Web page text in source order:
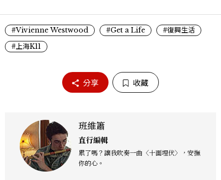
#Vivienne Westwood #Get a Life
#復興生活
#上海K11
分享 收藏
班維簫
直行編輯
累了嗎？讓我吹奏一曲〈十面埋伏〉，安撫
你的心。